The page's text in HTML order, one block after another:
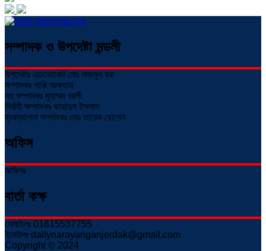
সম্পাদক ও উপদেষ্টা মন্ডলী
উপদেষ্টাঃ এডভোকেট মোঃ নাজমুল হক
সম্পাদকঃ পাপ্পি আক্তার
সহ সম্পাদকঃ মুহাম্মদ আলী
নির্বাহী সম্পাদকঃ ফাহাদুল ইসলাম
ব্যবস্থাপনা সম্পাদকঃ মোঃ তারেক হোসেন
অফিস
অফিসঃ
বার্তা কক্ষ
মোবাইলঃ 01615537755
ইমেইলঃ dailynarayanganjerdak@gmail.com
Copyright © 2024